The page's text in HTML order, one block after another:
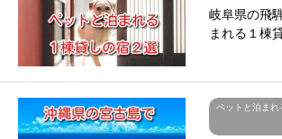
岐阜県の飛
まれる１棟
ペットと泊まれ